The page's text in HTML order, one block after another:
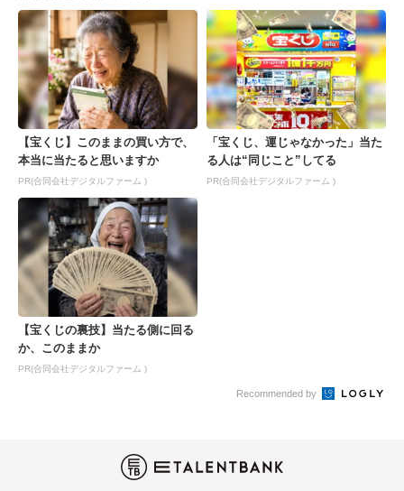
【宝くじ】このままの買い方で、
本当に当たると思いますか
PR(合同会社デジタルファーム )
「宝くじ、運じゃなかった」当た
る人は“同じこと”してる
PR(合同会社デジタルファーム )
【宝くじの裏技】当たる側に回る
か、このままか
PR(合同会社デジタルファーム )
Recommended by